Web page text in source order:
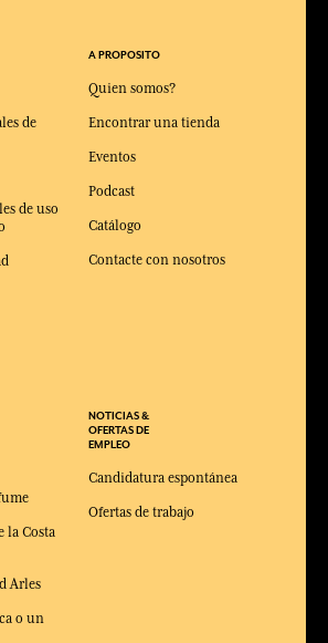
de
de uso
la Costa
Arles
o un
A PROPOSITO
Quien somos?
Encontrar una tienda
Eventos
Podcast
Catálogo
Contacte con nosotros
NOTICIAS &
OFERTAS DE
EMPLEO
Candidatura espontánea
Ofertas de trabajo